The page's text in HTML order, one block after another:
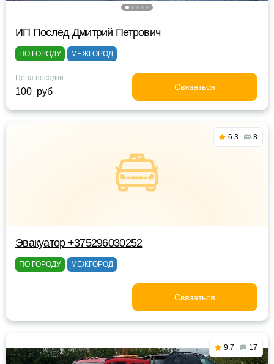
ИП Послед Дмитрий Петрович
ПО ГОРОДУ МЕЖГОРОД
Цена посадки
100 руб Связаться
6.3 8
Эвакуатор +375296030252
ПО ГОРОДУ МЕЖГОРОД
Связаться
9.7 17